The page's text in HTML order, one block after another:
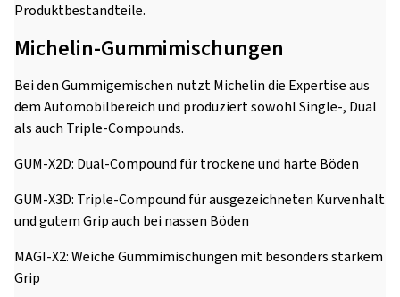
Produktbestandteile.
Michelin-Gummimischungen
Bei den Gummigemischen nutzt Michelin die Expertise aus
dem Automobilbereich und produziert sowohl Single-, Dual
als auch Triple-Compounds.
GUM-X2D: Dual-Compound für trockene und harte Böden
GUM-X3D: Triple-Compound für ausgezeichneten Kurvenhalt
und gutem Grip auch bei nassen Böden
MAGI-X2: Weiche Gummimischungen mit besonders starkem
Grip